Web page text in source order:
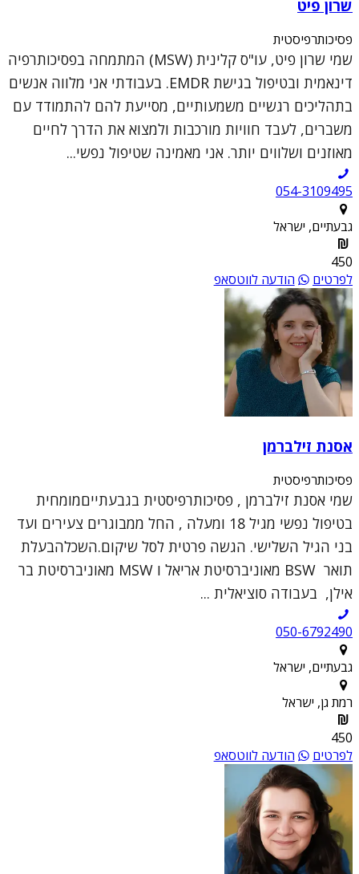
שרון פיט
פסיכותרפיסטית
שמי שרון פיט, עו"ס קלינית (MSW) המתמחה בפסיכותרפיה
דינאמית ובטיפול בגישת EMDR. בעבודתי אני מלווה אנשים
בתהליכים רגשיים משמעותיים, מסייעת להם להתמודד עם
משברים, לעבד חוויות מורכבות ולמצוא את הדרך לחיים
מאוזנים ושלווים יותר. אני מאמינה שטיפול נפשי...
054-3109495
גבעתיים, ישראל
450
לפרטים
הודעה לווטסאפ
אסנת זילברמן
פסיכותרפיסטית
שמי אסנת זילברמן , פסיכותרפיסטית בגבעתייםמומחית
בטיפול נפשי מגיל 18 ומעלה , החל ממבוגרים צעירים ועד
בני הגיל השלישי. הגשה פרטית לסל שיקום.השכלהבעלת
תואר BSW מאוניברסיטת אריאל ו MSW מאוניברסיטת בר
אילן, בעבודה סוציאלית ...
050-6792490
גבעתיים, ישראל
רמת גן, ישראל
450
לפרטים
הודעה לווטסאפ